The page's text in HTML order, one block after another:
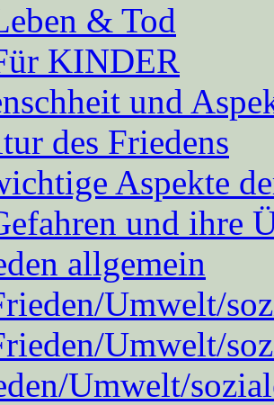
& Tod
KINDER
und
des Friedens
Aspekte
und ihre
allgemein
Umwelt/
Umwelt/
Umwelt/